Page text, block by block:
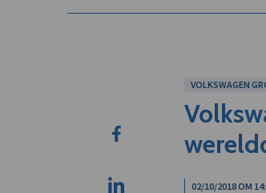
VOLKSWAGEN
02/10/2018 OM